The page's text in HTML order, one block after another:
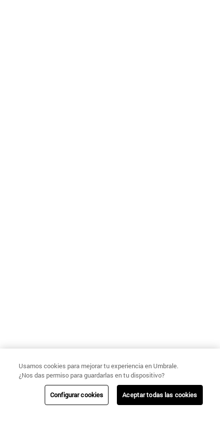
Usamos cookies para mejorar tu experiencia en Umbrale.
¿Nos das permiso para guardarlas en tu dispositivo?
Configurar cookies Aceptar todas las cookies